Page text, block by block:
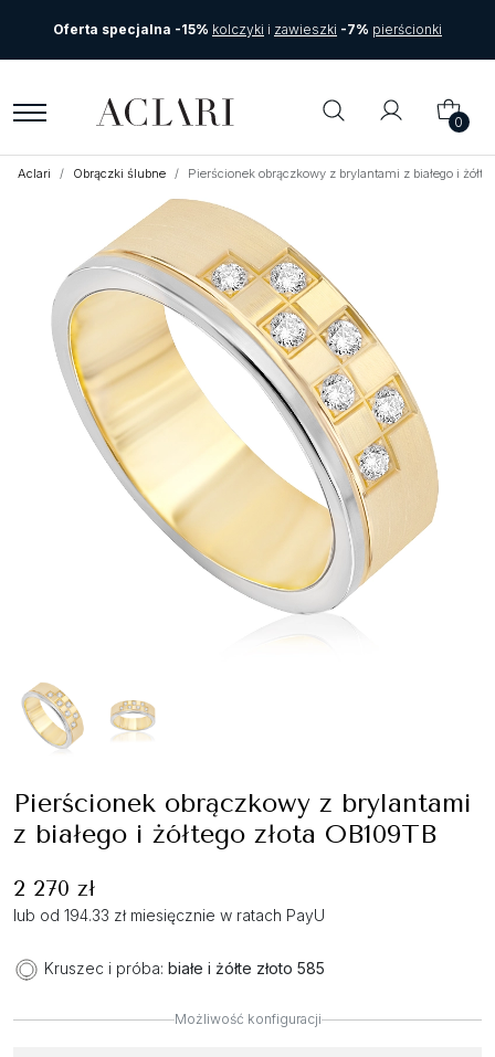
Oferta specjalna -15% kolczyki i zawieszki -7% pierścionki
0
Aclari Obrączki ślubne Pierścionek obrączkowy z brylantami z białego i
Pierścionek obrączkowy z brylantami
z białego i żółtego złota OB109TB
2 270 zł
lub od 194.33 zł miesięcznie w ratach PayU
Kruszec i próba: białe i żółte złoto 585
Możliwość konfiguracji